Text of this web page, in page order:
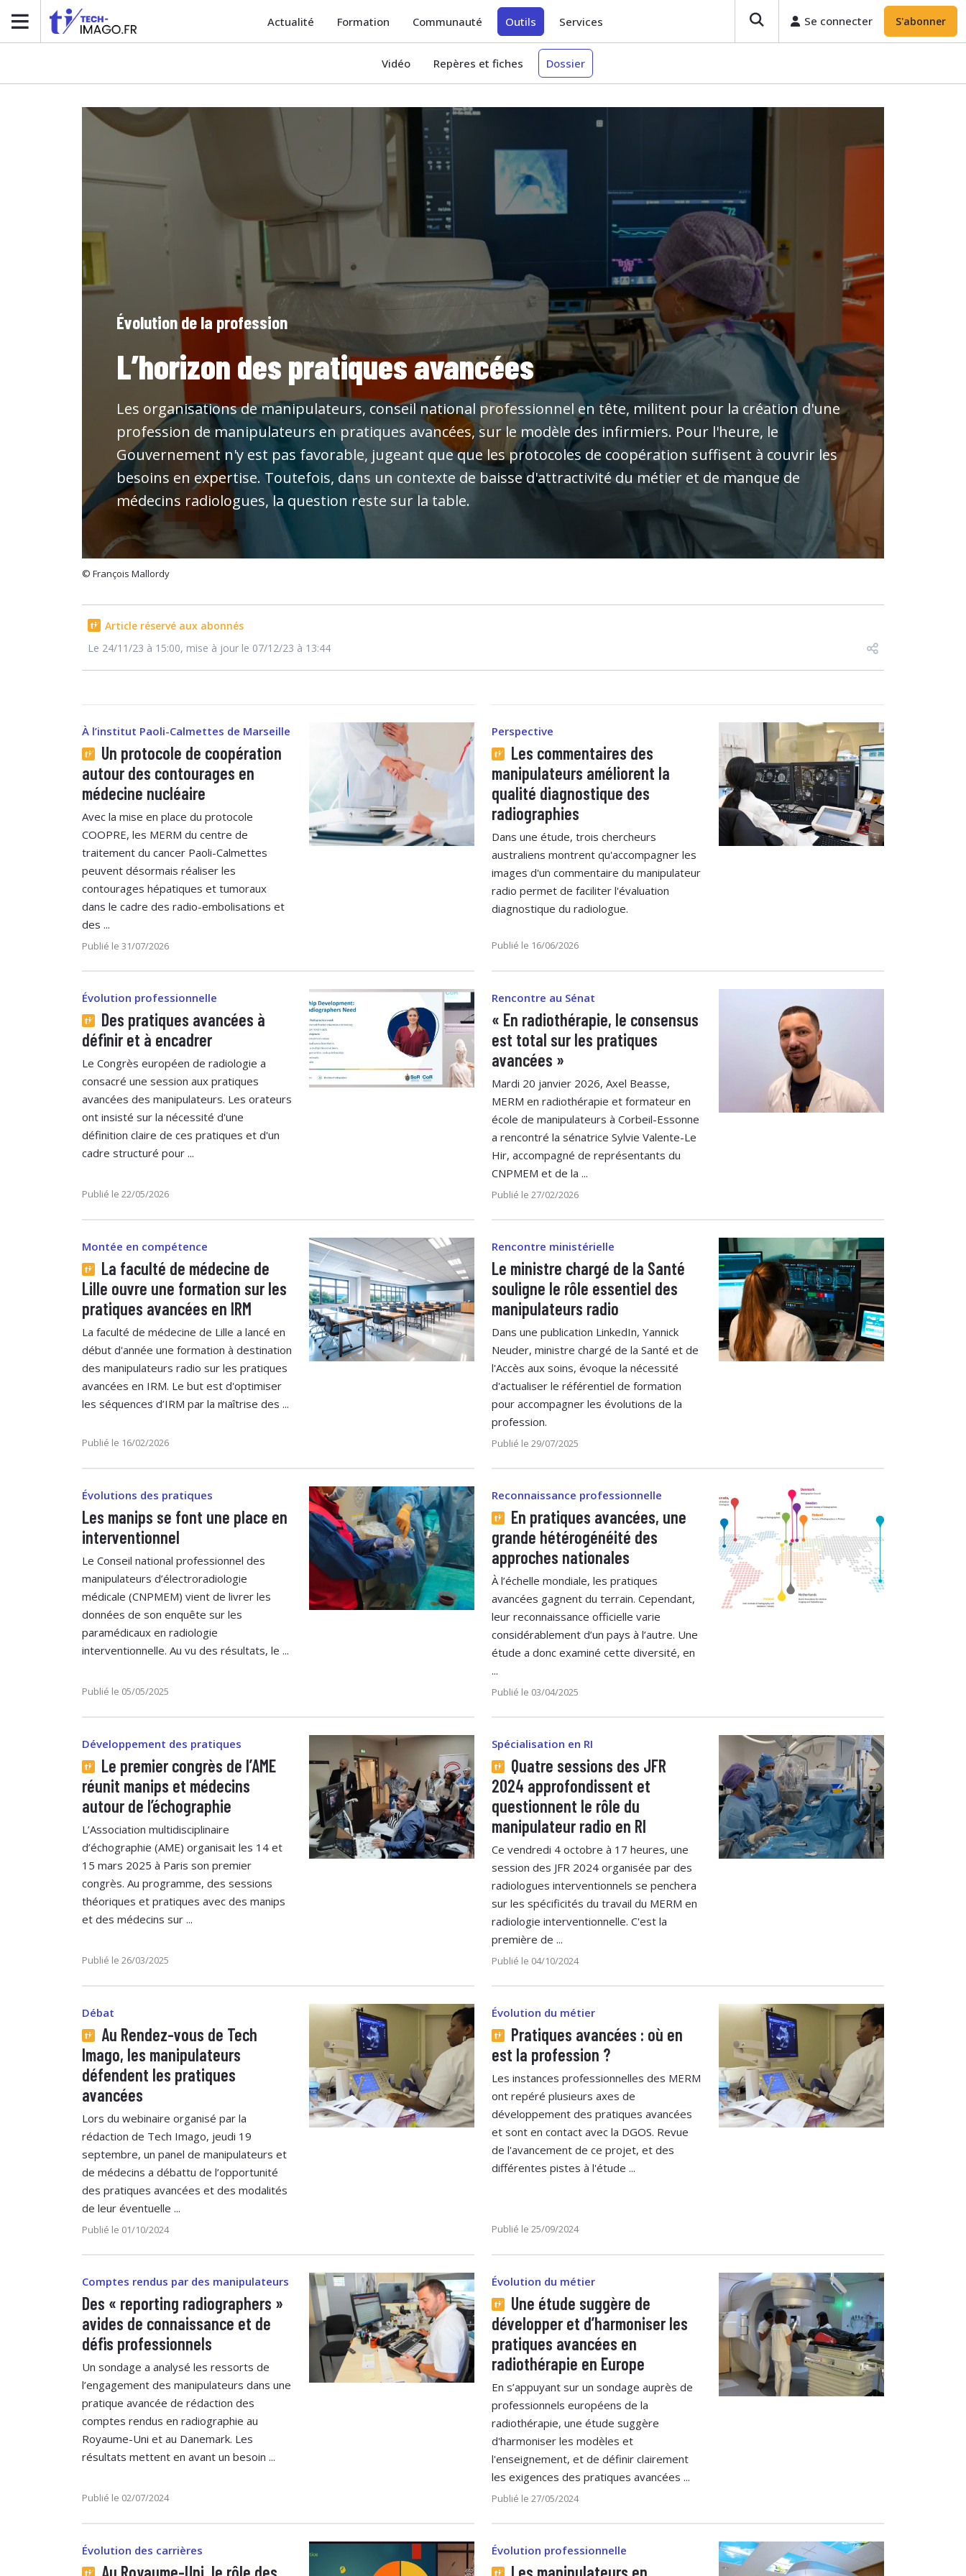
Actualité Formation Communauté Outils Services Se connecter S'abonner
Vidéo Repères et fiches Dossier
Évolution de la profession
L’horizon des pratiques avancées
Les organisations de manipulateurs, conseil national professionnel en tête, militent pour la création d'une
profession de manipulateurs en pratiques avancées, sur le modèle des infirmiers. Pour l'heure, le
Gouvernement n'y est pas favorable, jugeant que que les protocoles de coopération suffisent à couvrir les
besoins en expertise. Toutefois, dans un contexte de baisse d'attractivité du métier et de manque de
médecins radiologues, la question reste sur la table.
© François Mallordy
Article réservé aux abonnés
Le 24/11/23 à 15:00, mise à jour le 07/12/23 à 13:44
À l’institut Paoli-Calmettes de Marseille
Un protocole de coopération
autour des contourages en
médecine nucléaire
Avec la mise en place du protocole
COOPRE, les MERM du centre de
traitement du cancer Paoli-Calmettes
peuvent désormais réaliser les
contourages hépatiques et tumoraux
dans le cadre des radio-embolisations et
des ...
Publié le 31/07/2026
Perspective
Les commentaires des
manipulateurs améliorent la
qualité diagnostique des
radiographies
Dans une étude, trois chercheurs
australiens montrent qu'accompagner les
images d'un commentaire du manipulateur
radio permet de faciliter l'évaluation
diagnostique du radiologue.
Publié le 16/06/2026
Évolution professionnelle
Des pratiques avancées à
définir et à encadrer
Le Congrès européen de radiologie a
consacré une session aux pratiques
avancées des manipulateurs. Les orateurs
ont insisté sur la nécessité d'une
définition claire de ces pratiques et d'un
cadre structuré pour ...
Publié le 22/05/2026
Rencontre au Sénat
« En radiothérapie, le consensus
est total sur les pratiques
avancées »
Mardi 20 janvier 2026, Axel Beasse,
MERM en radiothérapie et formateur en
école de manipulateurs à Corbeil-Essonne
a rencontré la sénatrice Sylvie Valente-Le
Hir, accompagné de représentants du
CNPMEM et de la ...
Publié le 27/02/2026
Montée en compétence
La faculté de médecine de
Lille ouvre une formation sur les
pratiques avancées en IRM
La faculté de médecine de Lille a lancé en
début d'année une formation à destination
des manipulateurs radio sur les pratiques
avancées en IRM. Le but est d'optimiser
les séquences d’IRM par la maîtrise des ...
Publié le 16/02/2026
Rencontre ministérielle
Le ministre chargé de la Santé
souligne le rôle essentiel des
manipulateurs radio
Dans une publication LinkedIn, Yannick
Neuder, ministre chargé de la Santé et de
l'Accès aux soins, évoque la nécessité
d'actualiser le référentiel de formation
pour accompagner les évolutions de la
profession.
Publié le 29/07/2025
Évolutions des pratiques
Les manips se font une place en
interventionnel
Le Conseil national professionnel des
manipulateurs d’électroradiologie
médicale (CNPMEM) vient de livrer les
données de son enquête sur les
paramédicaux en radiologie
interventionnelle. Au vu des résultats, le ...
Publié le 05/05/2025
Reconnaissance professionnelle
En pratiques avancées, une
grande hétérogénéité des
approches nationales
À l’échelle mondiale, les pratiques
avancées gagnent du terrain. Cependant,
leur reconnaissance officielle varie
considérablement d’un pays à l’autre. Une
étude a donc examiné cette diversité, en
...
Publié le 03/04/2025
Développement des pratiques
Le premier congrès de l’AME
réunit manips et médecins
autour de l’échographie
L’Association multidisciplinaire
d’échographie (AME) organisait les 14 et
15 mars 2025 à Paris son premier
congrès. Au programme, des sessions
théoriques et pratiques avec des manips
et des médecins sur ...
Publié le 26/03/2025
Spécialisation en RI
Quatre sessions des JFR
2024 approfondissent et
questionnent le rôle du
manipulateur radio en RI
Ce vendredi 4 octobre à 17 heures, une
session des JFR 2024 organisée par des
radiologues interventionnels se penchera
sur les spécificités du travail du MERM en
radiologie interventionnelle. C'est la
première de ...
Publié le 04/10/2024
Débat
Au Rendez-vous de Tech
Imago, les manipulateurs
défendent les pratiques
avancées
Lors du webinaire organisé par la
rédaction de Tech Imago, jeudi 19
septembre, un panel de manipulateurs et
de médecins a débattu de l’opportunité
des pratiques avancées et des modalités
de leur éventuelle ...
Publié le 01/10/2024
Évolution du métier
Pratiques avancées : où en
est la profession ?
Les instances professionnelles des MERM
ont repéré plusieurs axes de
développement des pratiques avancées
et sont en contact avec la DGOS. Revue
de l'avancement de ce projet, et des
différentes pistes à l'étude ...
Publié le 25/09/2024
Comptes rendus par des manipulateurs
Des « reporting radiographers »
avides de connaissance et de
défis professionnels
Un sondage a analysé les ressorts de
l’engagement des manipulateurs dans une
pratique avancée de rédaction des
comptes rendus en radiographie au
Royaume-Uni et au Danemark. Les
résultats mettent en avant un besoin ...
Publié le 02/07/2024
Évolution du métier
Une étude suggère de
développer et d’harmoniser les
pratiques avancées en
radiothérapie en Europe
En s’appuyant sur un sondage auprès de
professionnels européens de la
radiothérapie, une étude suggère
d'harmoniser les modèles et
l'enseignement, et de définir clairement
les exigences des pratiques avancées ...
Publié le 27/05/2024
Évolution des carrières Évolution professionnelle